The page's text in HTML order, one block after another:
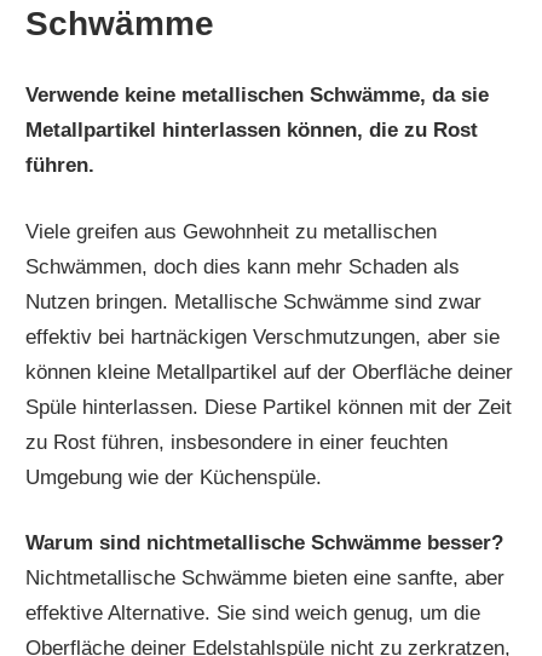
Schwämme
Verwende keine metallischen Schwämme, da sie
Metallpartikel hinterlassen können, die zu Rost
führen.
Viele greifen aus Gewohnheit zu metallischen
Schwämmen, doch dies kann mehr Schaden als
Nutzen bringen. Metallische Schwämme sind zwar
effektiv bei hartnäckigen Verschmutzungen, aber sie
können kleine Metallpartikel auf der Oberfläche deiner
Spüle hinterlassen. Diese Partikel können mit der Zeit
zu Rost führen, insbesondere in einer feuchten
Umgebung wie der Küchenspüle.
Warum sind nichtmetallische Schwämme besser?
Nichtmetallische Schwämme bieten eine sanfte, aber
effektive Alternative. Sie sind weich genug, um die
Oberfläche deiner Edelstahlspüle nicht zu zerkratzen,